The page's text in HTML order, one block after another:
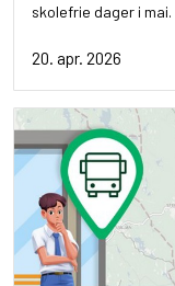
skolefrie dager i mai.
20. apr. 2026